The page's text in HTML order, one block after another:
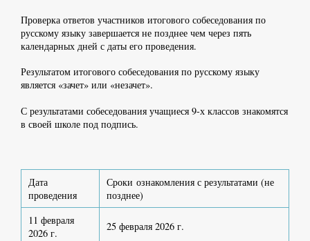
Проверка ответов участников итогового собеседования по
русскому языку завершается не позднее чем через пять
календарных дней с даты его проведения.
Результатом итогового собеседования по русскому языку
является «зачет» или «незачет».
С результатами собеседования учащиеся 9-х классов знакомятся
в своей школе под подпись.
Дата
проведения
Сроки ознакомления с результатами (не
позднее)
11 февраля
2026 г.
25 февраля 2026 г.